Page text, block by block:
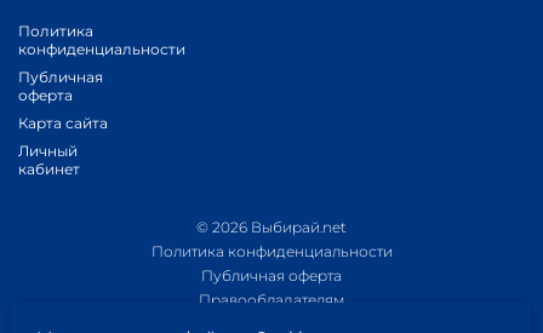
Политика
конфиденциальности
Публичная
оферта
Карта сайта
Личный
кабинет
© 2026 Выбирай.net
Политика конфиденциальности
Публичная оферта
Правообладателям